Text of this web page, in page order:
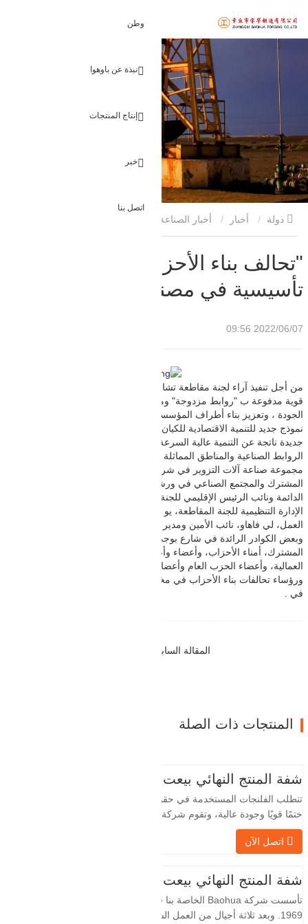
وطن
نبذة عن باوهوا
إنتاج المنتجات
خبر
اتصل بنا
أخبار أخبار الصناعة
أنشطة تأسيسية في مصنعنا
"تحالف بناء الأحزاب" ينظم أنشطة
تأسيسية في مصنعنا
2022/06/07 09:56
من أجل تنفيذ آراء لجنة مقاطعة تشانغتشيو بشأن تنفيذ بناء مناطق صناعية
قوية مدفوعة ب "روابط مزدوجة" وممكنة من خلال سلاسل صناعية عالية
الجودة ، وتعزيز بناء أطراف المؤسسات غير العامة بضمير حي ، وإنشاء
نموذج جديد للتنمية الاقتصادية للكيان مع بناء الحزب وتمكينه ، وجمع قوة
جديدة ناتجة عن التنمية عالية السرعة ، وإعطاء الفرصة الكاملة لمزايا
مجموعة صناعة آلات التزوير في شرق منطقة تشانغتشيو ولجنة الحزب
المشترك والمجتمع الصناعي في ورشة العمل الخاصة بنا. لي تشي، اللجنة
الدائمة ونائب الرئيس الإقليمي للجنة المقاطعة، يانغ يوشين، نائب رئيس
الإدارة التنظيمية للجنة المقاطعة، يو يهوي، أمين حزب شارع بوجي ولجنة
العمل، لي فاهاو، نائب الأمين ومدير مكتب حزب شارع بوجي ولجنة العمل،
وبعض الكوادر الرائدة في شارع بوجي، وجميعهم أعضاء في لجنة الحزب
المشترك، أمناء الأحزاب، وأعضاء وأعضاء الشبكة في مجتمعات النقابات
العمالية، وأعضاء الحزب العام وأعضاء الحزب في غرفة تجارة بوجي،
ورؤساء تحالفات بناء الأحزاب في مختلف الصناعات، وممثلي بعض الشركات
في .
المقالة السابقة : تجديد مقصف الموظفين والمستودع
المنتجات ذات الصلة
شفة المنتج النهائي بيعت
تتطلب الفلنجات المستخدمة في حقول النفط
الخاصة بنا بمعالجة الفلنجات في حقول النفط
لسنوات عديدة وتقوم بتصديرها بشكل غير
لأن الصناعة المحلية ليست مثالية، فإننا نريد
الاستيراد والتصدير مباشرة مع العملاء الأجانب،
…
اتصل الآن
شفة المنتج النهائي بيعت
تأسست شركة Baohua الخاصة بنا في عام
1969. وبعد ثلاثة أجيال من العمل الشاق،